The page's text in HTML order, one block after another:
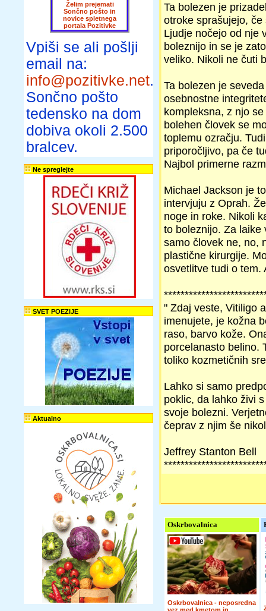
Želim prejemati
Sončno pošto in
novice spletnega
portala Pozitivke
Vpiši se ali pošlji
email na:
info@pozitivke.net.
Sončno pošto
tedensko na dom
dobiva okoli 2.500
bralcev.
Ne spreglejte
SVET POEZIJE
Aktualno
Ta bolezen je
otroke sprašujejo,
Ljudje nočejo od nje
boleznijo in se je
veliko. Nikoli ne čuti
Ta bolezen je
osebnostne
kompleksna, z njo
bolehen človek se
toplemu ozračju.
priporočljivo, pa če
Najbol primerne
Michael Jackson je
intervjuju z Oprah.
noge in roke. Nikoli
to boleznijo. Za laike
samo človek ne, no,
plastične kirurgije.
osvetlitve tudi o tem.
" Zdaj veste, Vitiligo
imenujete, je kožna
raso, barvo kože.
porcelanasto belino.
toliko kozmetičnih
Lahko si samo
poklic, da lahko živi
svoje bolezni.
čeprav z njim še
Jeffrey Stanton Bell
Oskrbovalnica
Oskrbovalnica - neposredna